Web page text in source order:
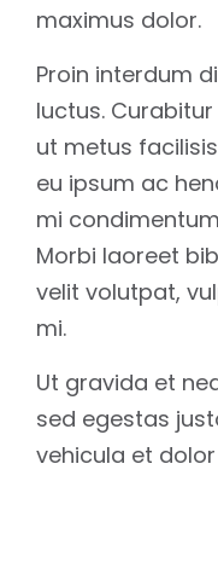
maximus dolor.
Proin interdum
luctus.
ut metus
eu ipsum ac
mi
Morbi laoreet
velit volutpat,
mi.
Ut gravida et
sed egestas
vehicula et